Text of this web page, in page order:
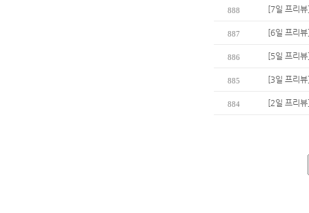
888 [7일 프리
887 [6일 프리
886 [5일 프리
885 [3일 프리
884 [2일 프리